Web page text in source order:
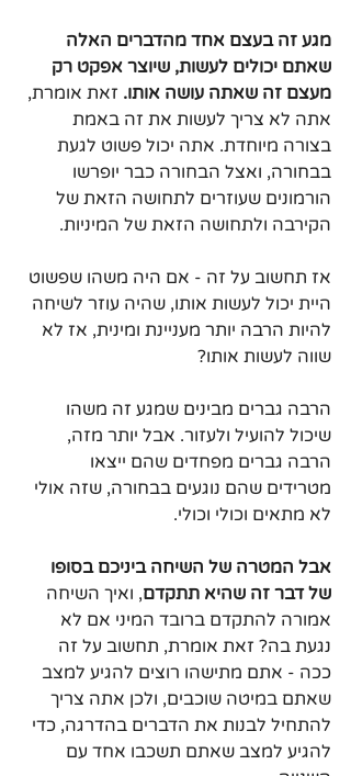
מגע זה בעצם אחד מהדברים האלה
שאתם יכולים לעשות, שיוצר אפקט רק
מעצם זה שאתה עושה אותו. זאת אומרת,
אתה לא צריך לעשות את זה באמת
בצורה מיוחדת. אתה יכול פשוט לגעת
בבחורה, ואצל הבחורה כבר יופרשו
הורמונים שעוזרים לתחושה הזאת של
הקירבה ולתחושה הזאת של המיניות.
אז תחשוב על זה - אם היה משהו שפשוט
היית יכול לעשות אותו, שהיה עוזר לשיחה
להיות הרבה יותר מעניינת ומינית, אז לא
שווה לעשות אותו?
הרבה גברים מבינים שמגע זה משהו
שיכול להועיל ולעזור. אבל יותר מזה,
הרבה גברים מפחדים שהם ייצאו
מטרידים שהם נוגעים בבחורה, שזה אולי
לא מתאים וכולי וכולי.
אבל המטרה של השיחה ביניכם בסופו
של דבר זה שהיא תתקדם, ואיך השיחה
אמורה להתקדם ברובד המיני אם לא
נגעת בה? זאת אומרת, תחשוב על זה
ככה - אתם מתישהו רוצים להגיע למצב
שאתם במיטה שוכבים, ולכן אתה צריך
להתחיל לבנות את הדברים בהדרגה, כדי
להגיע למצב שאתם תשכבו אחד עם